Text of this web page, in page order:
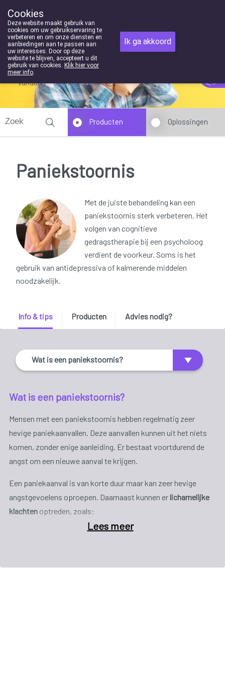
089/352369
Vandaag open tot 18u30
Producten Oplossingen
Paniekstoornis
Met de juiste behandeling kan een
paniekstoornis sterk verbeteren. Het
volgen van cognitieve
gedragstherapie bij een psycholoog
verdient de voorkeur. Soms is het
gebruik van antidepressiva of kalmerende middelen
noodzakelijk.
Info & tips Producten Advies nodig?
Wat is een paniekstoornis?
Wat is een paniekstoornis?
Mensen met een paniekstoornis hebben regelmatig zeer
hevige paniekaanvallen. Deze aanvallen kunnen uit het niets
komen, zonder enige aanleiding. Er bestaat voortdurend de
angst om een nieuwe aanval te krijgen.
Een paniekaanval is van korte duur maar kan zeer hevige
angstgevoelens oproepen. Daarnaast kunnen er lichamelijke
klachtenoptreden, zoals:
Lees meer
Cookies
Deze website maakt gebruik van
cookies om uw gebruikservaring te
verbeteren en om onze diensten en
aanbiedingen aan te passen aan
uw interesses. Door op deze
website te blijven, accepteert u dit
gebruik van cookies. Klik hier voor
meer info.
Ik ga akkoord